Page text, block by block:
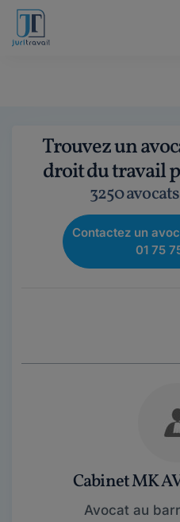
Trouvez un
droit du travail
3250
Contactez un
01 75
Cabinet MK
Avocat au